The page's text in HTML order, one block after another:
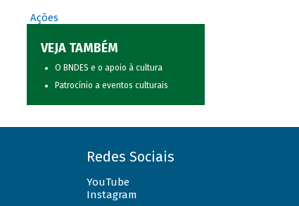
Ações
VEJA TAMBÉM
O BNDES e o apoio à cultura
Patrocínio a eventos culturais
Redes Sociais
YouTube
Instagram